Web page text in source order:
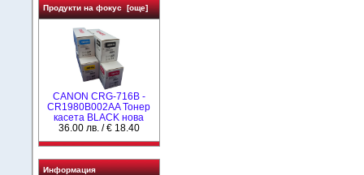
Продукти на фокус [още]
CANON CRG-716B -
CR1980B002AA Тонер
касета BLACK нова
36.00 лв. / € 18.40
Информация